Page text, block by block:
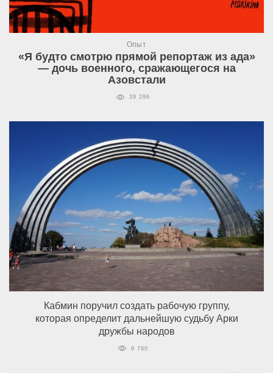
Опыт
«Я будто смотрю прямой репортаж из ада»
— дочь военного, сражающегося на
Азовстали
39 296
Кабмин поручил создать рабочую группу,
которая определит дальнейшую судьбу Арки
дружбы народов
9 790